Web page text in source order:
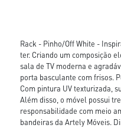
Rack - Pinho/Off White -
ter. Criando um composição
sala de TV moderna e
porta basculante com frisos.
Com pintura UV texturizada,
Além disso, o móvel possui
responsabilidade com meio
bandeiras da Artely Móveis.